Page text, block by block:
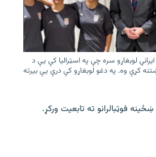
لوبغاړو سره چې په اسټرالیا کې يې د
کړې وه. په دغو لوبغاړو کې درې يې بیرته
ښځینه فوټبالرانو ته تابعیت ورکړ.